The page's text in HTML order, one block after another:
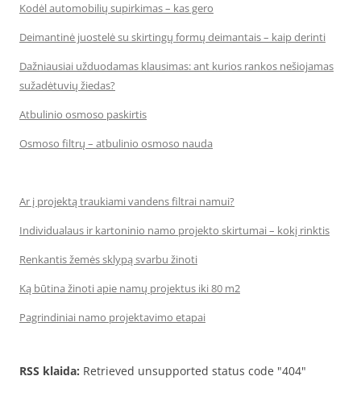
Kodėl automobilių supirkimas – kas gero
Deimantinė juostelė su skirtingų formų deimantais – kaip derinti
Dažniausiai užduodamas klausimas: ant kurios rankos nešiojamas
sužadėtuvių žiedas?
Atbulinio osmoso paskirtis
Osmoso filtrų – atbulinio osmoso nauda
Ar į projektą traukiami vandens filtrai namui?
Individualaus ir kartoninio namo projekto skirtumai – kokį rinktis
Renkantis žemės sklypą svarbu žinoti
Ką būtina žinoti apie namų projektus iki 80 m2
Pagrindiniai namo projektavimo etapai
RSS klaida: Retrieved unsupported status code "404"